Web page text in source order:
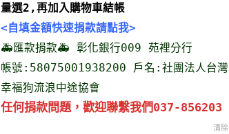
量選2,再加入購物車結帳
<自填金額快速捐款請點我>
🚑匯款捐款🚑 彰化銀行009 苑裡分行
帳號:58075001938200 戶名:社團法人台灣
幸福狗流浪中途協會
任何捐款問題，歡迎聯繫我們037-856203
清除